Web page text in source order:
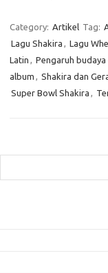
Category: Artikel Tag:
Lagu Shakira , Lagu
Latin , Pengaruh budaya
album , Shakira dan
Super Bowl Shakira ,